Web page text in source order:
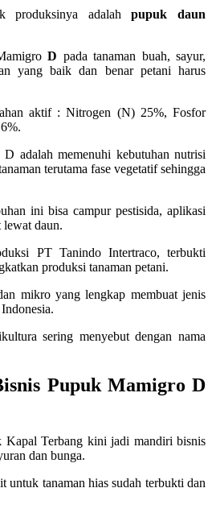
produksinya adalahpupuk daun
D pada tanaman buah, sayur,
yang baik dan benar petani harus
aktif : Nitrogen (N) 25%, Fosfor
adalah memenuhi kebutuhan nutrisi
terutama fase vegetatif sehingga
ini bisa campur pestisida, aplikasi
lewat daun.
PT Tanindo Intertraco, terbukti
produksi tanaman petani.
mikro yang lengkap membuat jenis
sering menyebut dengan nama
Pupuk Mamigro D
Kapal Terbang kini jadi mandiri bisnis
dan bunga.
untuk tanaman hias sudah terbukti dan